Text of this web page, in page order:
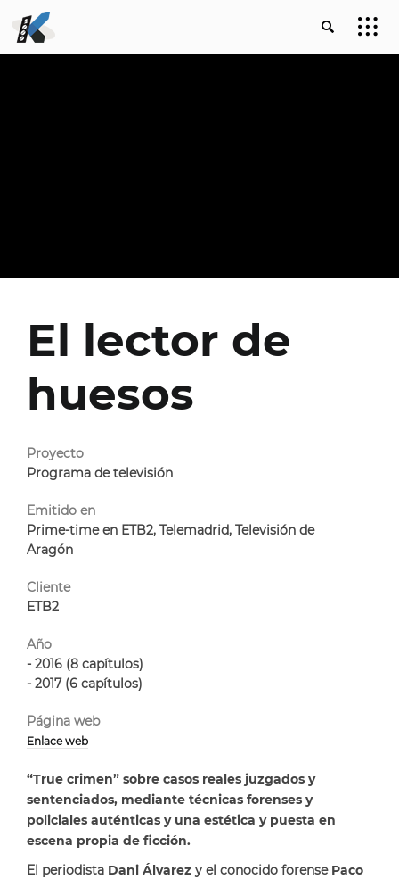
El lector de
huesos
Proyecto
Programa de televisión
Emitido en
Prime-time en ETB2, Telemadrid, Televisión de
Cliente
ETB2
Año
- 2016 (8 capítulos)
- 2017 (6 capítulos)
Página web
Enlace web
“True crimen” sobre casos reales juzgados y
sentenciados, mediante técnicas forenses y
policiales auténticas y una estética y puesta en
escena propia de ficción.
El periodista Dani Álvarez y el conocido forense Paco